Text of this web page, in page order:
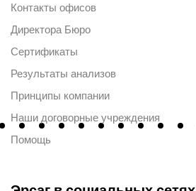
Контакты офисов
Директора Бюро
Сертификаты
Результаты анализов
Принципы компании
Наши договорные учреждения
Помощь